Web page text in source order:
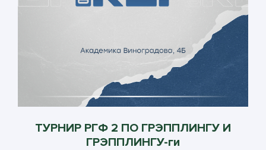
ТУРНИР РГФ 2 ПО ГРЭППЛИНГУ И
ГРЭППЛИНГУ-ги